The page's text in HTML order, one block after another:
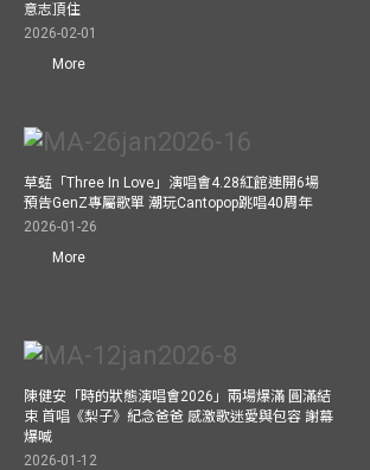
意志頂住
2026-02-01
More
草蜢「Three In Love」演唱會4.28紅館連開6場
預告GenZ專屬歌單 潮玩Cantopop跳唱40周年
2026-01-26
More
陳健安「時的狀態演唱會2026」兩場爆滿 圓滿結
束 首唱《梨子》紀念爸爸 感激歌迷愛與包容 謝幕
爆喊
2026-01-12